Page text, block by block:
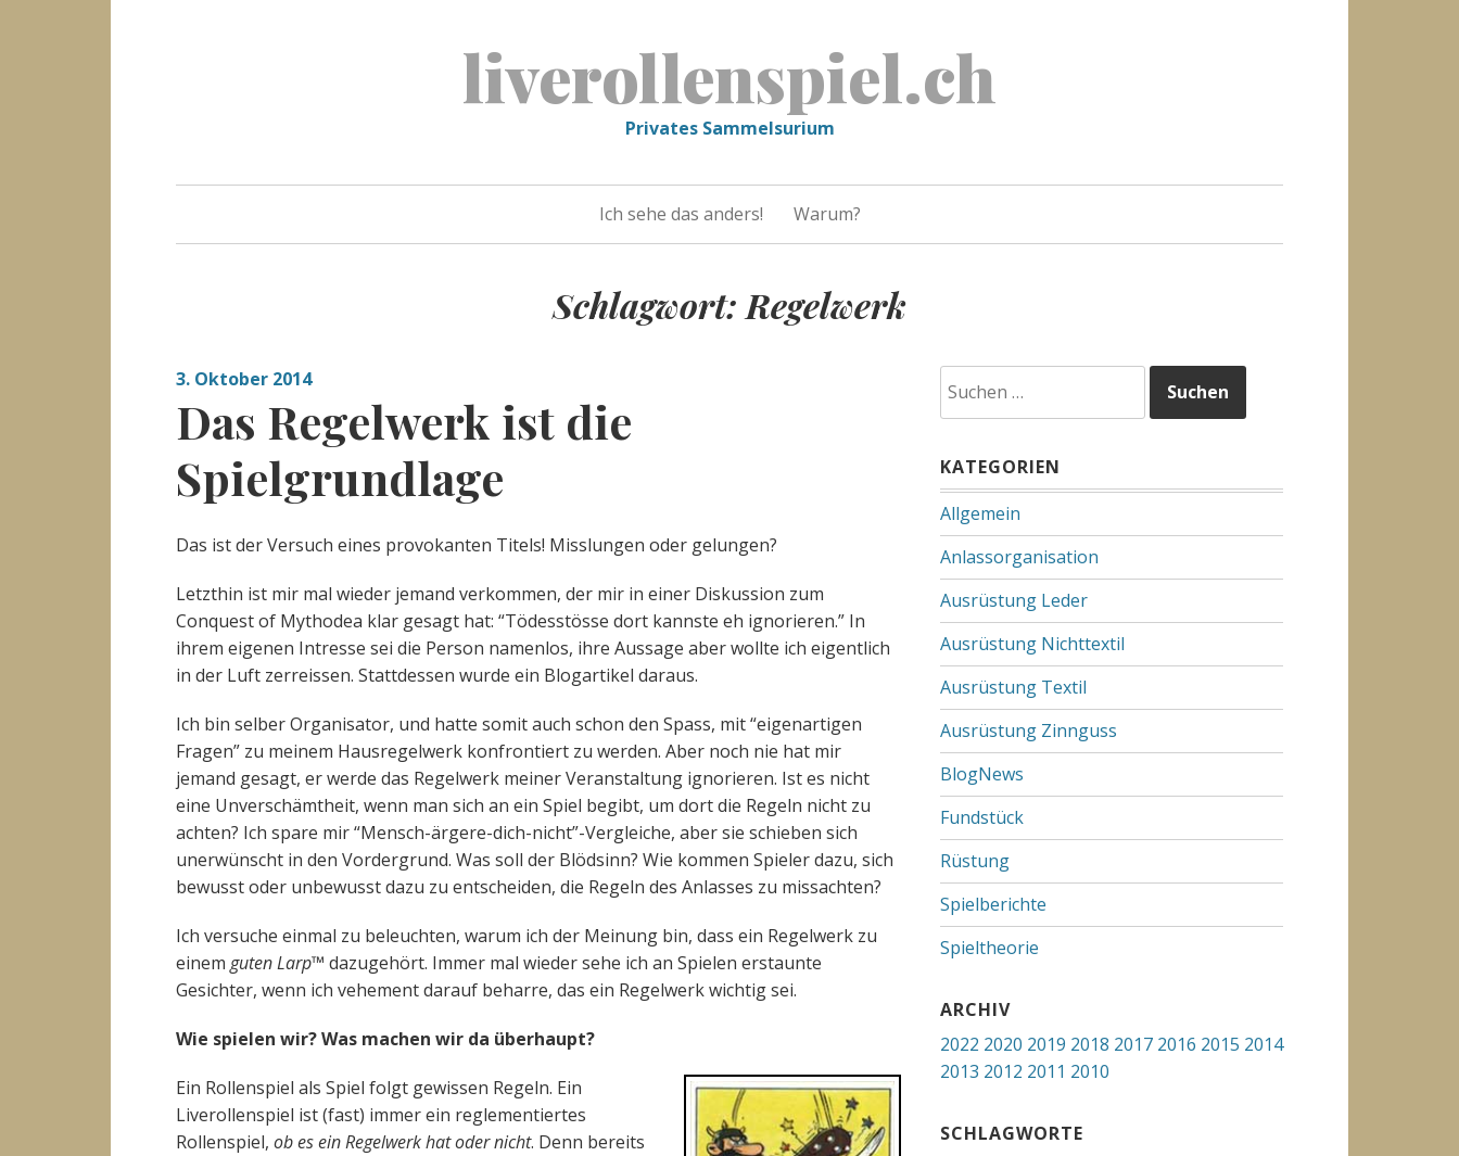
liverollenspiel.ch
Privates Sammelsurium
Ich sehe das anders! Warum?
Schlagwort: Regelwerk
3. Oktober 2014
Das Regelwerk ist die
Spielgrundlage
Das ist der Versuch eines provokanten Titels! Misslungen oder gelungen?
Letzthin ist mir mal wieder jemand verkommen, der mir in einer Diskussion zum
Conquest of Mythodea klar gesagt hat: “Tödesstösse dort kannste eh ignorieren.” In
ihrem eigenen Intresse sei die Person namenlos, ihre Aussage aber wollte ich eigentlich
in der Luft zerreissen. Stattdessen wurde ein Blogartikel daraus.
Ich bin selber Organisator, und hatte somit auch schon den Spass, mit “eigenartigen
Fragen” zu meinem Hausregelwerk konfrontiert zu werden. Aber noch nie hat mir
jemand gesagt, er werde das Regelwerk meiner Veranstaltung ignorieren. Ist es nicht
eine Unverschämtheit, wenn man sich an ein Spiel begibt, um dort die Regeln nicht zu
achten? Ich spare mir “Mensch-ärgere-dich-nicht”-Vergleiche, aber sie schieben sich
unerwünscht in den Vordergrund. Was soll der Blödsinn? Wie kommen Spieler dazu, sich
bewusst oder unbewusst dazu zu entscheiden, die Regeln des Anlasses zu missachten?
Ich versuche einmal zu beleuchten, warum ich der Meinung bin, dass ein Regelwerk zu
einem guten Larp™ dazugehört. Immer mal wieder sehe ich an Spielen erstaunte
Gesichter, wenn ich vehement darauf beharre, das ein Regelwerk wichtig sei.
Wie spielen wir? Was machen wir da überhaupt?
Ein Rollenspiel als Spiel folgt gewissen Regeln. Ein
Liverollenspiel ist (fast) immer ein reglementiertes
Rollenspiel, ob es ein Regelwerk hat oder nicht. Denn bereits
nach:
KATEGORIEN
Allgemein
Anlassorganisation
Ausrüstung Leder
Ausrüstung Nichttextil
Ausrüstung Textil
Ausrüstung Zinnguss
BlogNews
Fundstück
Rüstung
Spielberichte
Spieltheorie
ARCHIV
2022 2020 2019 2018 2017 2016 2015 2014
2013 2012 2011 2010
SCHLAGWORTE